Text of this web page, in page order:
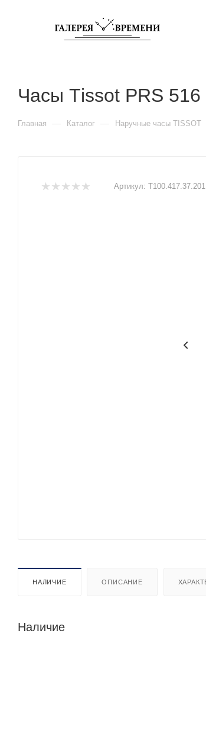
Часы Тissot PRS
Главная — Каталог — Наручные часы TISSOT
Артикул:
НАЛИЧИЕ ОПИСАНИЕ
Наличие